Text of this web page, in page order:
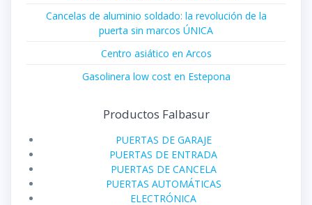
Cancelas de aluminio soldado: la revolución de la
puerta sin marcos ÚNICA
Centro asiático en Arcos
Gasolinera low cost en Estepona
Productos Falbasur
PUERTAS DE GARAJE
PUERTAS DE ENTRADA
PUERTAS DE CANCELA
PUERTAS AUTOMÁTICAS
ELECTRÓNICA